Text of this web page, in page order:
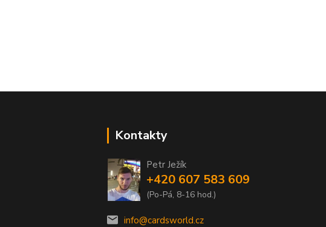
Kontakty
Petr Ježík
+420 607 583 609
(Po-Pá, 8-16 hod.)
info@cardsworld.cz